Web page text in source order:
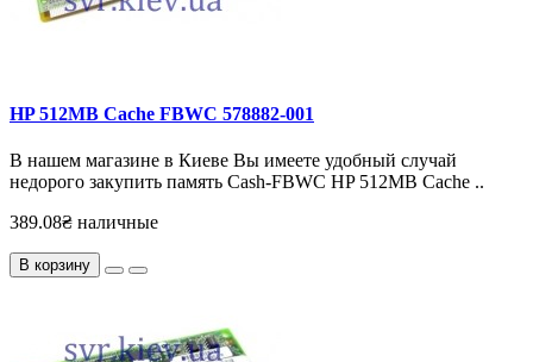
HP 512MB Cache FBWC 578882-001
В нашем магазине в Киеве Вы имеете удобный случай
недорого закупить память Cash-FBWC HP 512MB Cache ..
389.08₴ наличные
В корзину